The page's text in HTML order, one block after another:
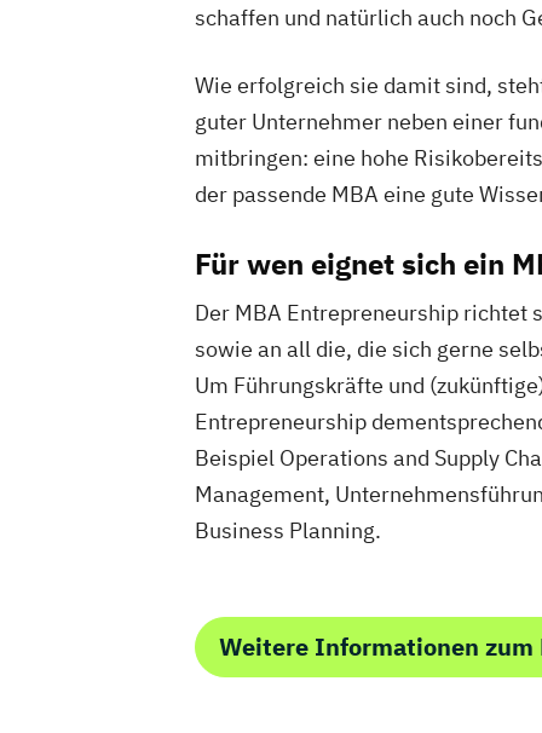
schaffen und natürlich auch noch
Wie erfolgreich sie damit sind,
guter Unternehmer neben einer
mitbringen: eine hohe
der passende MBA eine gute
Für wen eignet sich ein
Der MBA Entrepreneurship richtet
sowie an all die, die sich gerne
Um Führungskräfte und
Entrepreneurship
Beispiel Operations and Supply
Management,
Business Planning.
Weitere Informationen